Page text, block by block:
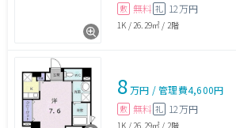
敷 無料 礼 12万円
1K / 26.29㎡ / 2階
8万円 /管理費4,600円
敷 無料 礼 12万円
1K / 26.29㎡ / 2階